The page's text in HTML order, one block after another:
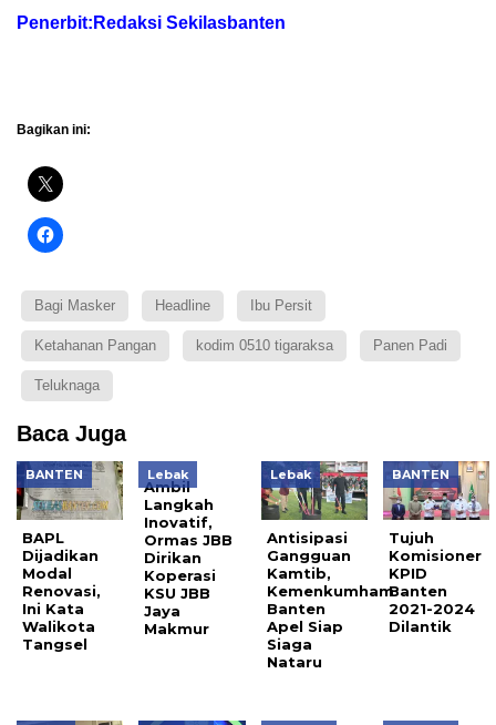
Penerbit:Redaksi Sekilasbanten
Bagikan ini:
Bagi Masker Headline Ibu Persit
Ketahanan Pangan kodim 0510 tigaraksa Panen Padi
Teluknaga
Baca Juga
BANTEN
BAPL
Dijadikan
Modal
Renovasi,
Ini Kata
Walikota
Tangsel
Lebak
Ambil
Langkah
Inovatif,
Ormas JBB
Dirikan
Koperasi
KSU JBB
Jaya
Makmur
Lebak
Antisipasi
Gangguan
Kamtib,
Kemenkumham
Banten
Apel Siap
Siaga
Nataru
BANTEN
Tujuh
Komisioner
KPID
Banten
2021-2024
Dilantik